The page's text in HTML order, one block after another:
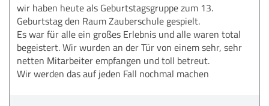
wir haben heute als Geburtstagsgruppe zum 13.
Geburtstag den Raum Zauberschule gespielt.
Es war für alle ein großes Erlebnis und alle waren total
begeistert. Wir wurden an der Tür von einem sehr, sehr
netten Mitarbeiter empfangen und toll betreut.
Wir werden das auf jeden Fall nochmal machen